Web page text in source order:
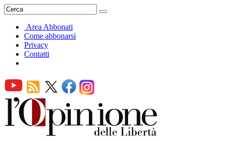
Area Abbonati
Come abbonarsi
Privacy
Contatti